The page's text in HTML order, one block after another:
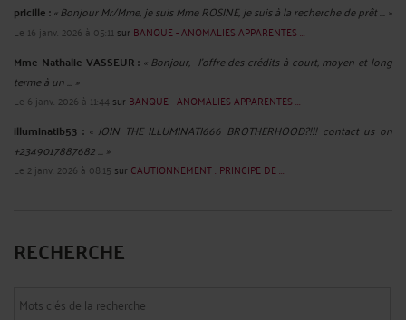
pricille :« Bonjour Mr/Mme, je suis Mme ROSINE, je suis à la recherche de prêt ... »
Le 16 janv. 2026 à 05:11 sur BANQUE - ANOMALIES APPARENTES ...
Mme Nathalie VASSEUR : « Bonjour, J’offre des crédits à court, moyen et long
terme à un ... »
Le 6 janv. 2026 à 11:44 sur BANQUE - ANOMALIES APPARENTES ...
illuminatib53 : « JOIN THE ILLUMINATI666 BROTHERHOOD?!!! contact us on
+2349017887682 ... »
Le 2 janv. 2026 à 08:15 sur CAUTIONNEMENT : PRINCIPE DE ...
RECHERCHE